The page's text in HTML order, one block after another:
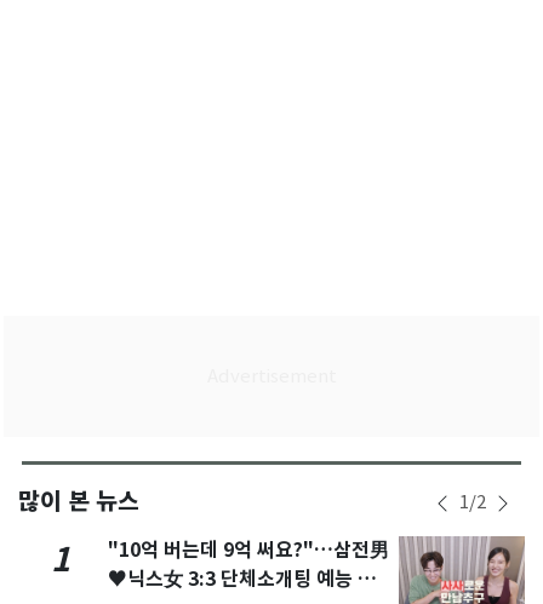
많이 본 뉴스 1/2
1
"10억 버는데 9억 써요?"…삼전男
♥닉스女 3:3 단체소개팅 예능 화